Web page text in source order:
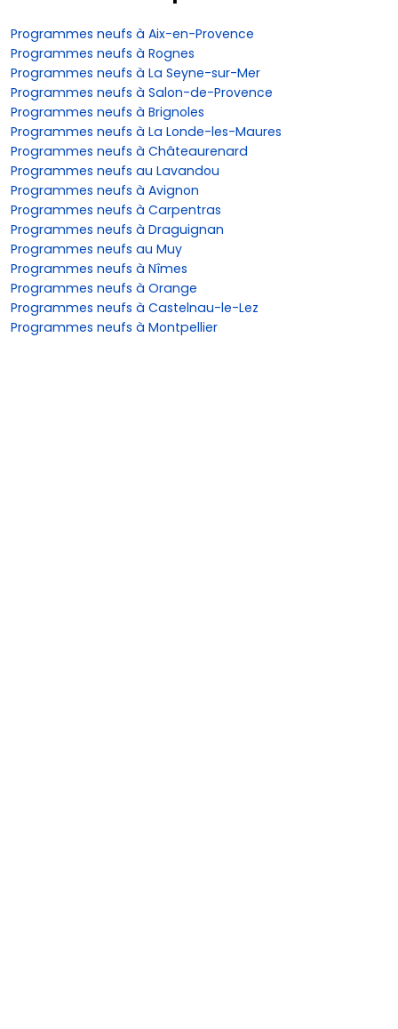
Programmes neufs à Aix-en-Provence
Programmes neufs à Rognes
Programmes neufs à La Seyne-sur-Mer
Programmes neufs à Salon-de-Provence
Programmes neufs à Brignoles
Programmes neufs à La Londe-les-Maures
Programmes neufs à Châteaurenard
Programmes neufs au Lavandou
Programmes neufs à Avignon
Programmes neufs à Carpentras
Programmes neufs à Draguignan
Programmes neufs au Muy
Programmes neufs à Nîmes
Programmes neufs à Orange
Programmes neufs à Castelnau-le-Lez
Programmes neufs à Montpellier